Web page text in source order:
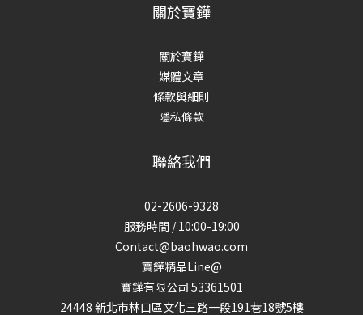
關於寶鏵
關於寶鏵
媒體文章
條款與細則
隱私條款
聯絡我們
02-2606-9328
服務時間 / 10:00-19:00
Contact@baohwao.com
寶鏵精品Line@
寶鏵有限公司 53361501
24448 新北市林口區文化三路一段191巷18號5樓